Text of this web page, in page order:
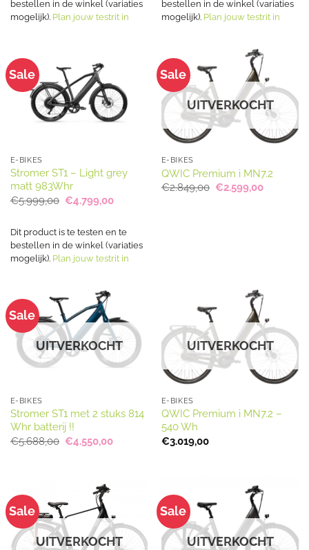
bestellen in de winkel (variaties
mogelijk). Plan jouw testrit in
bestellen in de winkel (variaties
mogelijk). Plan jouw testrit in
Sale
E-BIKES
Stromer ST1 – Light grey
matt 983Whr
€5.999,00 Oorspronkelijke
prijs
€5.999,00.
€4.799,00Huidige
€4.799,00.
Dit product is te testen en te
bestellen in de winkel (variaties
mogelijk). Plan jouw testrit in
Sale
UITVERKOCHT
E-BIKES
QWIC Premium i MN7.2
€2.849,00 Oorspronkelijke
prijs
€2.599,00Huidige
Sale
UITVERKOCHT
E-BIKES
Stromer ST1 met 2 stuks 814
Whr batterij !!
€5.688,00 Oorspronkelijke
prijs
€4.550,00Huidige
UITVERKOCHT
E-BIKES
QWIC Premium i MN7.2 –
540 Wh
€3.019,00
Sale
UITVERKOCHT
Sale
UITVERKOCHT